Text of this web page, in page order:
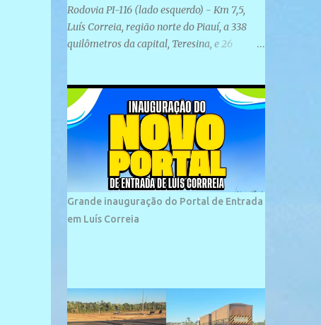
Rodovia PI-116 (lado esquerdo) - Km 7,5,
Luís Correia, região norte do Piauí, a 338
quilômetros da capital, Teresina, e 26
plana e retilínea na maior parte de sua
extensão, chegando a mais ou menos a 1,5
km de paisagens exuberantes. Possui ondas
suaves devido ao extensivo molhe de pedras
que não chegam a 2 metros de altura, não
apresentando dunas em seu espaço
geográfico. Não se sabe ao certo porque a
praia leva esse nome, e muitas das suas
vizinhos. O bairro onde se localiza a praia é
palco de amplos investimentos e projetos
Grande inauguração do Portal de Entrada
em Luís Correia